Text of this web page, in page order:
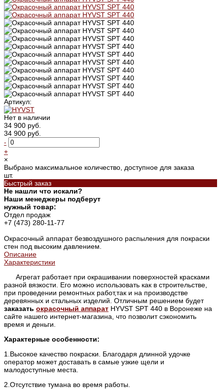
Артикул:
Нет в наличии
34 900 руб.
34 900 руб.
-
+
×
Выбрано максимальное количество, доступное для заказа
шт.
Быстрый заказ
Не нашли что искали?
Наши менеджеры подберут
нужный товар:
Отдел продаж
+7 (473) 280-11-77
Окрасочный аппарат безвоздушного распыления для покраски
стен под высоким давлением.
Описание
Характеристики
Агрегат работает при окрашивании поверхностей красками
разной вязкости. Его можно использовать как в строительстве,
при проведении ремонтных работ,так и на производстве
деревянных и стальных изделий. Отличным решением будет
заказать окрасочный аппарат HYVST SPT 440 в Воронеже на
сайте нашего интернет-магазина, что позволит сэкономить
время и деньги.
Характерные особенности:
1.Высокое качество покраски. Благодаря длинной удочке
оператор может доставать в самые узкие щели и
малодоступные места.
2.Отсутствие тумана во время работы.